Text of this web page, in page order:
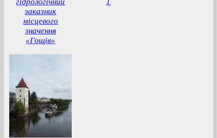
заказник
місцевого
значення
«Гощів»